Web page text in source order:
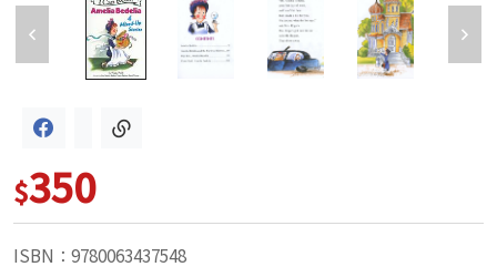
$350
ISBN：9780063437548